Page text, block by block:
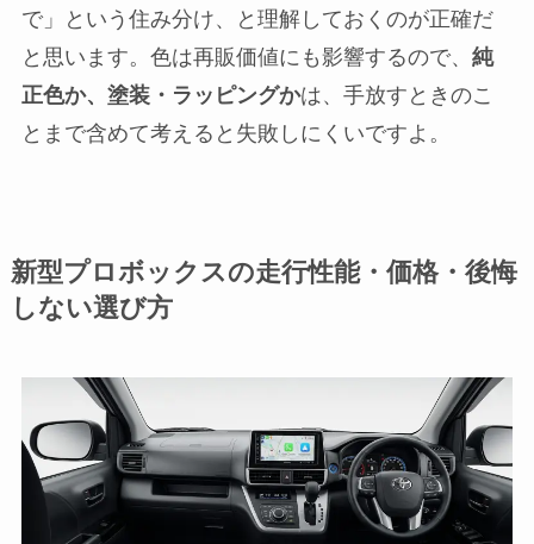
で」という住み分け、と理解しておくのが正確だ
と思います。色は再販価値にも影響するので、 純
正色か、塗装・ラッピングかは、手放すときのこ
とまで含めて考えると失敗しにくいですよ。
新型プロボックスの走行性能・価格・後悔
しない選び方